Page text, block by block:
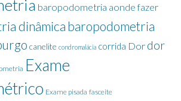
baropodometria aonde fazer
dinâmica baropodometria
canelite condromalácia corrida Dor dor
Exame
Exame pisada fasceite